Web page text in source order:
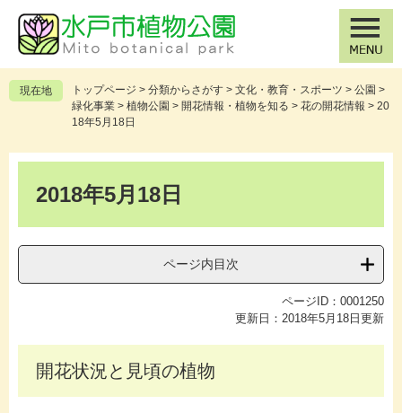
の
先
頭
ー
を
飛
現在地 トップページ > 分類からさがす > 文化・教育・スポーツ > 公園 >
緑化事業 > 植物公園 > 開花情報・植物を知る > 花の開花情報 > 20
18年5月18日
2018年5月18日
ページ内目次
ページID：0001250
更新日：2018年5月18日更新
開花状況と見頃の植物